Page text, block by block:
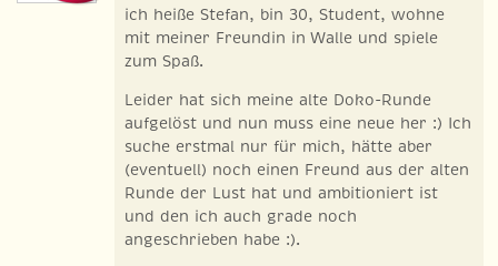
ich heiße Stefan, bin 30, Student, wohne
mit meiner Freundin in Walle und spiele
zum Spaß.
Leider hat sich meine alte Doko-Runde
aufgelöst und nun muss eine neue her :) Ich
suche erstmal nur für mich, hätte aber
(eventuell) noch einen Freund aus der alten
Runde der Lust hat und ambitioniert ist
und den ich auch grade noch
angeschrieben habe :).